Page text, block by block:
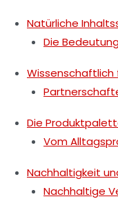
Natürliche
Die
Wissenschaftlich
Die
Vom
Nachhaltigkeit
Nachhaltige